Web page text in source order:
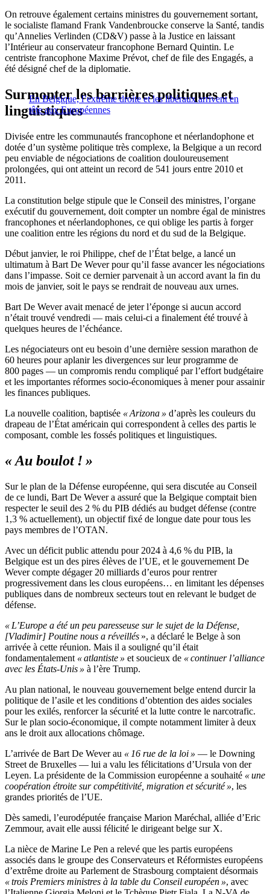
On retrouve également certains ministres du gouvernement sortant,
le socialiste flamand Frank Vandenbroucke conserve la Santé, tandis
qu’Annelies Verlinden (CD&V) passe à la Justice en laissant
l’Intérieur au conservateur francophone Bernard Quintin. Le
centriste francophone Maxime Prévot, chef de file des Engagés, a
été désigné chef de la diplomatie.
En Belgique, l’extrême droite et les libéraux arrivent en
tête aux Européennes
Surmonter les barrières politiques et
linguistiques
Divisée entre les communautés francophone et néerlandophone et
dotée d’un système politique très complexe, la Belgique a un record
peu enviable de négociations de coalition douloureusement
prolongées, qui ont atteint un record de 541 jours entre 2010 et
2011.
La constitution belge stipule que le Conseil des ministres, l’organe
exécutif du gouvernement, doit compter un nombre égal de ministres
francophones et néerlandophones, ce qui oblige les partis à forger
une coalition entre les régions du nord et du sud de la Belgique.
Début janvier, le roi Philippe, chef de l’État belge, a lancé un
ultimatum à Bart De Wever pour qu’il fasse avancer les négociations
dans l’impasse. Soit ce dernier parvenait à un accord avant la fin du
mois de janvier, soit le pays se rendrait de nouveau aux urnes.
Bart De Wever avait menacé de jeter l’éponge si aucun accord
n’était trouvé vendredi — mais celui-ci a finalement été trouvé à
quelques heures de l’échéance.
Les négociateurs ont eu besoin d’une dernière session marathon de
60 heures pour aplanir les divergences sur leur programme de
800 pages — un compromis rendu compliqué par l’effort budgétaire
et les importantes réformes socio-économiques à mener pour assainir
les finances publiques.
La nouvelle coalition, baptisée « Arizona » d’après les couleurs du
drapeau de l’État américain qui correspondent à celles des partis le
composant, comble les fossés politiques et linguistiques.
« Au boulot ! »
Sur le plan de la Défense européenne, qui sera discutée au Conseil
de ce lundi, Bart De Wever a assuré que la Belgique comptait bien
respecter le seuil des 2 % du PIB dédiés au budget défense (contre
1,3 % actuellement), un objectif fixé de longue date pour tous les
pays membres de l’OTAN.
Avec un déficit public attendu pour 2024 à 4,6 % du PIB, la
Belgique est un des pires élèves de l’UE, et le gouvernement De
Wever compte dégager 20 milliards d’euros pour rentrer
progressivement dans les clous européens… en limitant les dépenses
publiques dans de nombreux secteurs tout en relevant le budget de
défense.
« L’Europe a été un peu paresseuse sur le sujet de la Défense,
[Vladimir] Poutine nous a réveillés », a déclaré le Belge à son
arrivée à cette réunion. Mais il a souligné qu’il était
fondamentalement « atlantiste » et soucieux de « continuer l’alliance
avec les États-Unis » à l’ère Trump.
Au plan national, le nouveau gouvernement belge entend durcir la
politique de l’asile et les conditions d’obtention des aides sociales
pour les exilés, renforcer la sécurité et la lutte contre le narcotrafic.
Sur le plan socio-économique, il compte notamment limiter à deux
ans le droit aux allocations chômage.
L’arrivée de Bart De Wever au « 16 rue de la loi » — le Downing
Street de Bruxelles — lui a valu les félicitations d’Ursula von der
Leyen. La présidente de la Commission européenne a souhaité « une
coopération étroite sur compétitivité, migration et sécurité », les
grandes priorités de l’UE.
Dès samedi, l’eurodéputée française Marion Maréchal, alliée d’Eric
Zemmour, avait elle aussi félicité le dirigeant belge sur X.
La nièce de Marine Le Pen a relevé que les partis européens
associés dans le groupe des Conservateurs et Réformistes européens
d’extrême droite au Parlement de Strasbourg comptaient désormais
« trois Premiers ministres à la table du Conseil européen », avec